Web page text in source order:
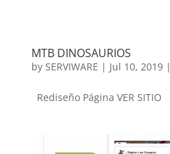
MTB DINOSAURIOS
by SERVIWARE | Jul 10, 2019|
Rediseño Página VER SITIO